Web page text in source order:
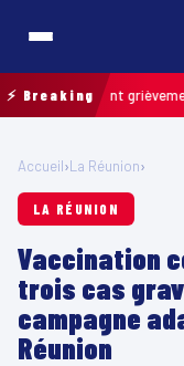
⚡ Breaking
: un enfant grièvement
Accueil›La Réunion›
LA RÉUNION
Vaccination
trois cas
campagne
Réunion